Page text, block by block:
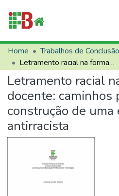
Communities & Collections
All of RIIFB
Manuals and Terms
Statistics
About RIIFB
Help
Home
Letramento racial na formação docente: caminhos para a construção de uma educação antirracista
Letramento racial
docente: caminhos
construção de uma
antirracista